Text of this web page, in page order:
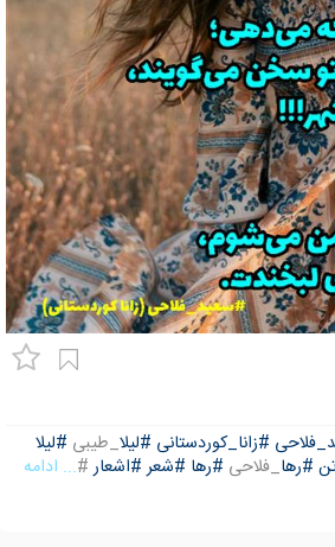
#زانا_کوردستانی #لیلا_طیبی #لیلا
#رها_فلاحی #رها #شعر #اشعار#... ادامه